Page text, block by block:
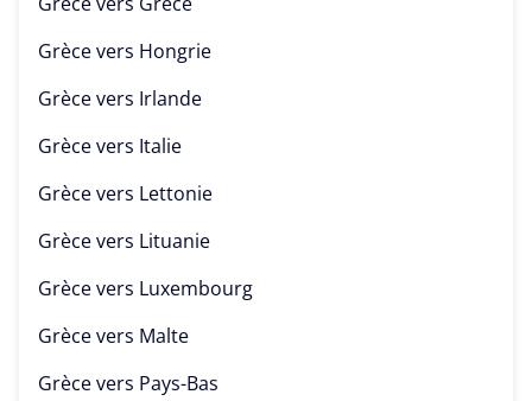
Grèce vers Hongrie
Grèce vers Irlande
Grèce vers Italie
Grèce vers Lettonie
Grèce vers Lituanie
Grèce vers Luxembourg
Grèce vers Malte
Grèce vers Pays-Bas